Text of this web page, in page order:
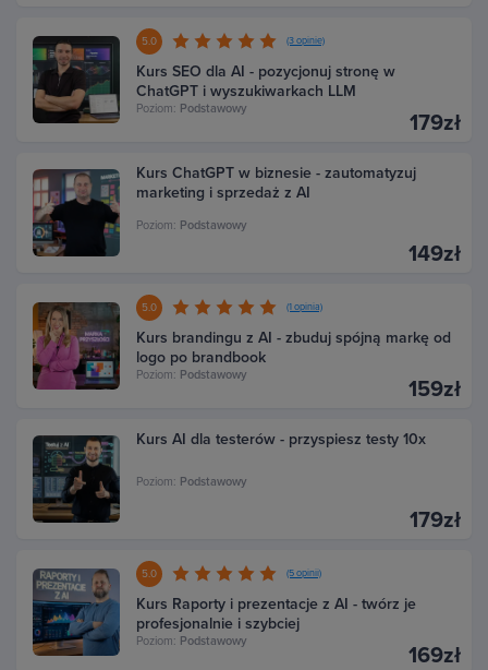
5.0 (3 opinie)
Kurs SEO dla AI - pozycjonuj stronę w
ChatGPT i wyszukiwarkach LLM
Poziom: Podstawowy
179zł
Kurs ChatGPT w biznesie - zautomatyzuj
marketing i sprzedaż z AI
Poziom: Podstawowy
149zł
5.0 (1 opinia)
Kurs brandingu z AI - zbuduj spójną markę od
logo po brandbook
Poziom: Podstawowy
159zł
Kurs AI dla testerów - przyspiesz testy 10x
Poziom: Podstawowy
179zł
5.0 (5 opinii)
Kurs Raporty i prezentacje z AI - twórz je
profesjonalnie i szybciej
Poziom: Podstawowy
169zł